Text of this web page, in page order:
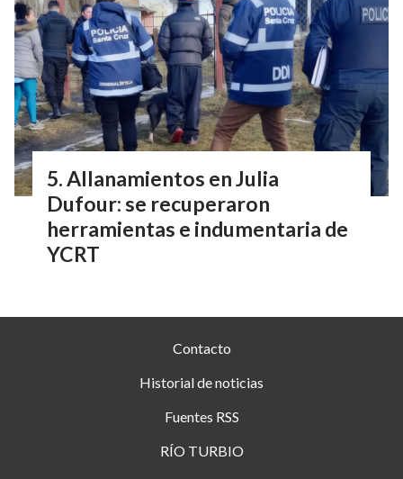
Allanamientos en Julia
Dufour: se recuperaron
herramientas e indumentaria de
YCRT
Contacto
Historial de noticias
Fuentes RSS
RÍO TURBIO